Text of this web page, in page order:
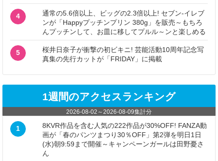
4
通常の5.6倍以上、ビッグの2.3倍以上! セブン‐イレブ
ンが「Happyプッチンプリン 380g」を販売～もちろ
んプッチンして、お皿に移してプルル～ンと楽しめる
5
桜井日奈子が衝撃の初ビキニ! 芸能活動10周年記念写
真集の先行カットが「FRIDAY」に掲載
1週間のアクセスランキング
2026-08-02 ～ 2026-08-09集計分
1
8KVR作品を含む人気の222作品が30%OFF! FANZA動
画が「春のパンツまつり30％OFF」第2弾を明日1日
(水)朝9:59まで開催～キャンペーンガールは田野憂さ
ん